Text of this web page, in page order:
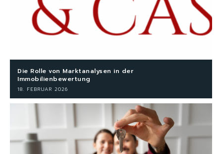
Die Rolle von Marktanalysen in der
Immobilienbewertung
18. FEBRUAR 2026